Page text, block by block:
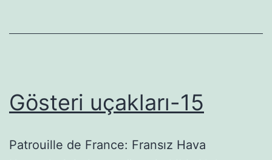
Gösteri uçakları-15
Patrouille de France: Fransız Hava